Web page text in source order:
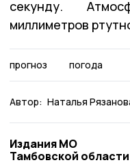
секунду.
миллиметров
прогноз погода
Автор: Наталья
Издания МО
Тамбовской области